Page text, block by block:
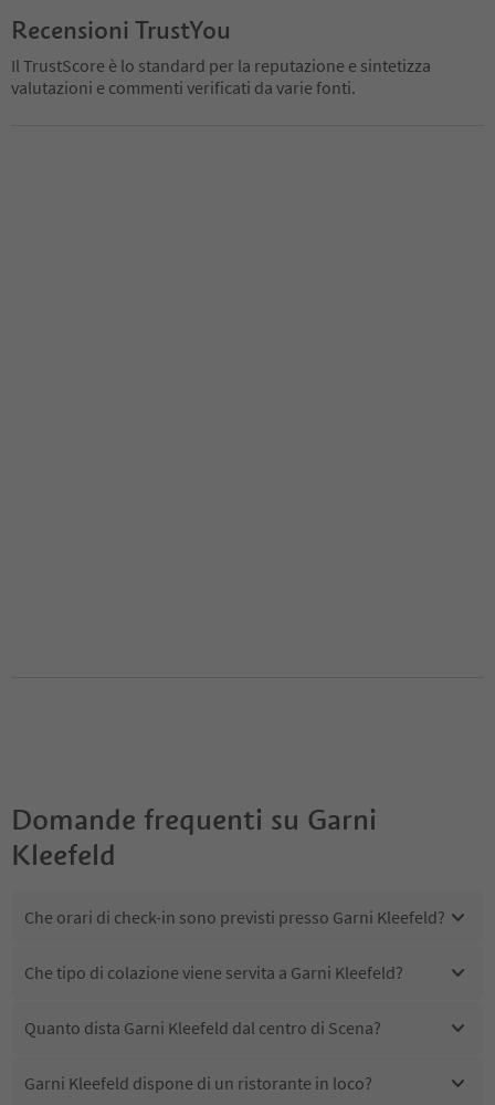
Recensioni TrustYou
Il TrustScore è lo standard per la reputazione e sintetizza
valutazioni e commenti verificati da varie fonti.
Domande frequenti su Garni
Kleefeld
Che orari di check-in sono previsti presso Garni Kleefeld?
Che tipo di colazione viene servita a Garni Kleefeld?
Quanto dista Garni Kleefeld dal centro di Scena?
Garni Kleefeld dispone di un ristorante in loco?